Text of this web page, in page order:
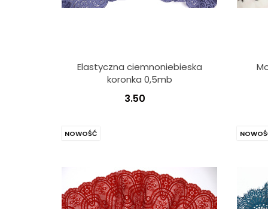
Elastyczna ciemnoniebieska
koronka 0,5mb
3.50
NOWOŚĆ